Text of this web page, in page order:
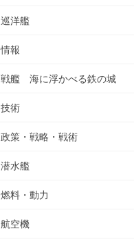
巡洋艦
情報
戦艦 海に浮かべる鉄の城
技術
政策・戦略・戦術
潜水艦
燃料・動力
航空機